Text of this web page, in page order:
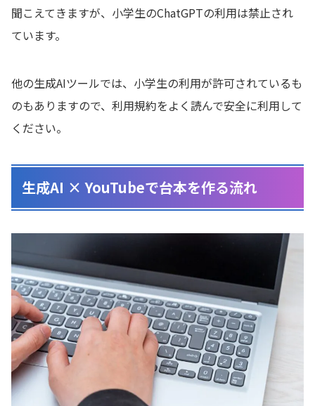
聞こえてきますが、小学生のChatGPTの利用は禁止され
ています。
他の生成AIツールでは、小学生の利用が許可されているも
のもありますので、利用規約をよく読んで安全に利用して
ください。
生成AI × YouTubeで台本を作る流れ